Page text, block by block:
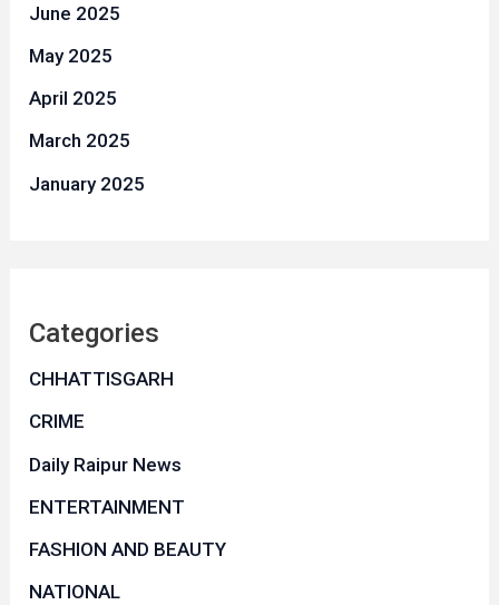
June 2025
May 2025
April 2025
March 2025
January 2025
Categories
CHHATTISGARH
CRIME
Daily Raipur News
ENTERTAINMENT
FASHION AND BEAUTY
NATIONAL